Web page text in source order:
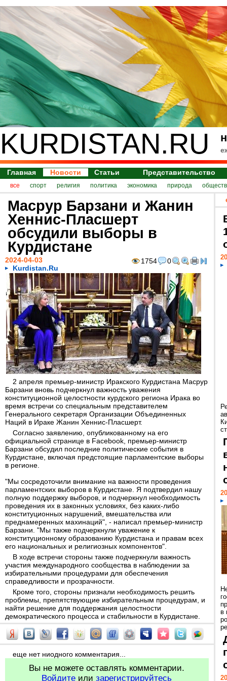
KURDISTAN.RU
Главная Новости Статьи Представительство
все спорт религия политика экономика природа
Масрур Барзани и Жанин
Хеннис-Пласшерт
обсудили выборы в
Курдистане
1754 0
2024-04-03
Kurdistan.Ru
2 апреля премьер-министр Иракского Курдистана Масрур
Барзани вновь подчеркнул важность уважения
конституционной целостности курдского региона Ирака во
время встречи со специальным представителем
Генерального секретаря Организации Объединенных
Наций в Ираке Жанин Хеннис-Пласшерт.
Согласно заявлению, опубликованному на его
официальной странице в Facebook, премьер-министр
Барзани обсудил последние политические события в
Курдистане, включая предстоящие парламентские выборы
в регионе.
"Мы сосредоточили внимание на важности проведения
парламентских выборов в Курдистане. Я подтвердил нашу
полную поддержку выборов, и подчеркнул необходимость
проведения их в законных условиях, без каких-либо
конституционных нарушений, вмешательства или
преднамеренных махинаций", - написал премьер-министр
Барзани. "Мы также подчеркнули уважение к
конституционному образованию Курдистана и правам всех
его национальных и религиозных компонентов".
В ходе встречи стороны также подчеркнули важность
участия международного сообщества в наблюдении за
избирательными процедурами для обеспечения
справедливости и прозрачности.
Кроме того, стороны признали необходимость решить
проблемы, препятствующие избирательным процедурам, и
найти решение для поддержания целостности
демократического процесса и стабильности в Курдистане.
еще нет ниодного комментария...
Вы не можете оставлять комментарии.
Войдите илизарегистрируйтесь
в